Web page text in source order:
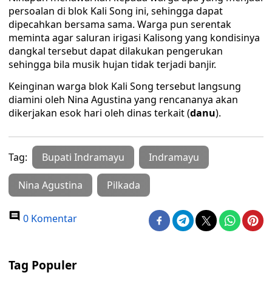
persoalan di blok Kali Song ini, sehingga dapat
dipecahkan bersama sama. Warga pun serentak
meminta agar saluran irigasi Kalisong yang kondisinya
dangkal tersebut dapat dilakukan pengerukan
sehingga bila musik hujan tidak terjadi banjir.
Keinginan warga blok Kali Song tersebut langsung
diamini oleh Nina Agustina yang rencananya akan
dikerjakan esok hari oleh dinas terkait (danu).
Tag: Bupati Indramayu Indramayu
Nina Agustina Pilkada
0 Komentar
Tag Populer